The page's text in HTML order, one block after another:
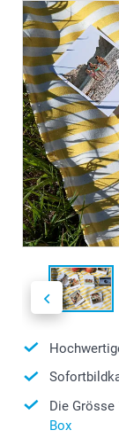
Die
Box